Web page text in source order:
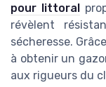
pour littoral
révèlent
sécheresse.
à obtenir un
aux rigueurs du